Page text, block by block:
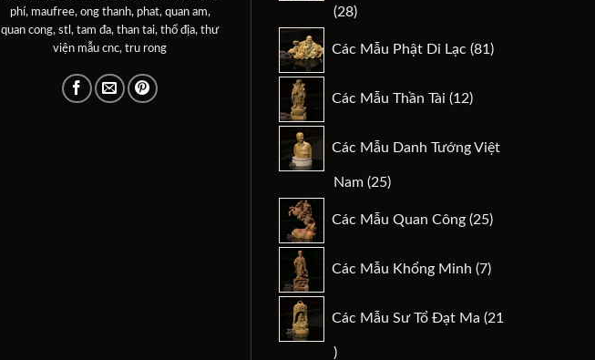
phí, maufree, ong thanh, phat, quan am,
quan cong, stl , tam đa, than tai, thổ địa, thư
viện mẫu cnc, tru rong
2828
phẩm
Các Mẫu Phật Di Lạc 81
sản
Các Mẫu Thần Tài
12
sản
Các Mẫu Danh Tướng Việt
Nam 2525
phẩm
Các Mẫu Quan Công 25
sản
Các Mẫu Khổng Minh 7
sản
Các Mẫu Sư Tổ Đạt Ma
21
21